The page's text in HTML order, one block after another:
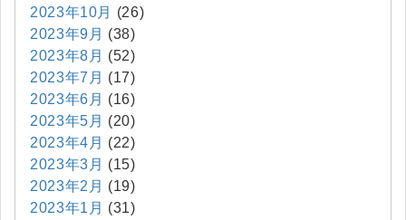
2023年10月
(26)
2023年9月 (38)
2023年8月 (52)
2023年7月 (17)
2023年6月 (16)
2023年5月 (20)
2023年4月 (22)
2023年3月 (15)
2023年2月 (19)
2023年1月 (31)